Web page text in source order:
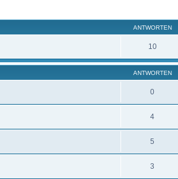
ANTWORTEN
10
ANTWORTEN
0
4
5
3